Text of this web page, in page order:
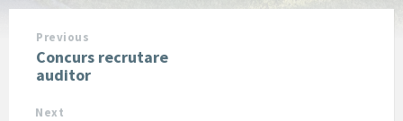
Previous
Concurs recrutare
auditor
Next